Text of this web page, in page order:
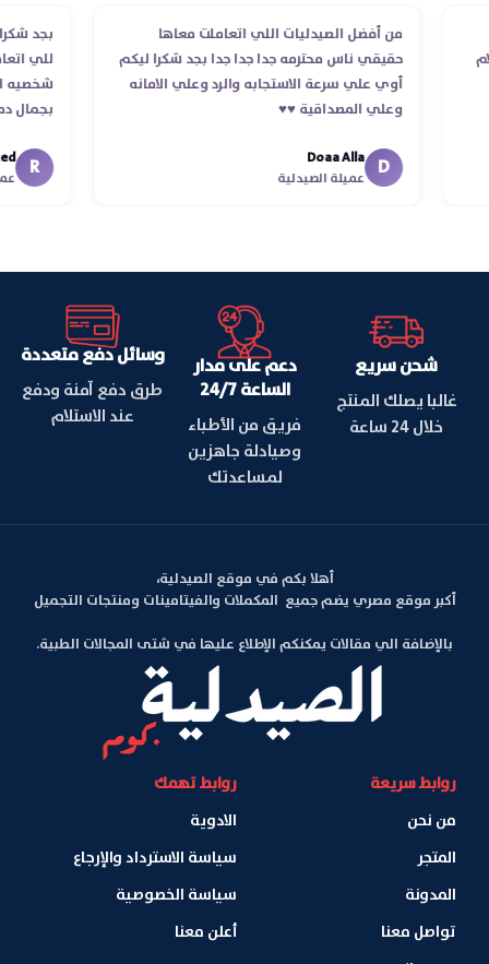
من أفضل الصيدليات اللي اتعاملت معاها
حقيقي ناس محترمه جدا جدا جدا بجد شكرا ليكم
أوي علي سرعة الاستجابه والرد وعلي الامانه
وعلي المصداقية ♥️♥️‏
D
Doaa Alla
عميلة الصيدلية
R
شحن سريع
غالبا يصلك المنتج
خلال 24 ساعة
دعم على مدار
الساعة 24/7
فريق من الأطباء
وصيادلة جاهزين
لمساعدتك
وسائل دفع متعددة
طرق دفع آمنة ودفع
عند الاستلام
أهلا بكم في موقع الصيدلية،
أكبر موقع مصري يضم جميع المكملات والفيتامينات ومنتجات التجميل
بالإضافة الي مقالات يمكنكم الإطلاع عليها في شتى المجالات الطبية.
روابط سريعة
من نحن
المتجر
المدونة
تواصل معنا
روابط تهمك
الادوية
سياسة الاسترداد والإرجاع
سياسة الخصوصية
أعلن معنا